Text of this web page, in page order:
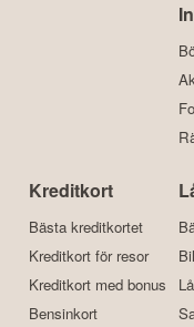
Kreditkort
Bästa kreditkortet
Kreditkort för resor
Kreditkort med bonus
Bensinkort